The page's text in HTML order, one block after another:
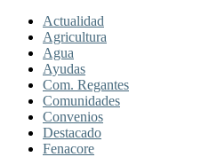
Actualidad
Agricultura
Agua
Ayudas
Com. Regantes
Comunidades
Convenios
Destacado
Fenacore